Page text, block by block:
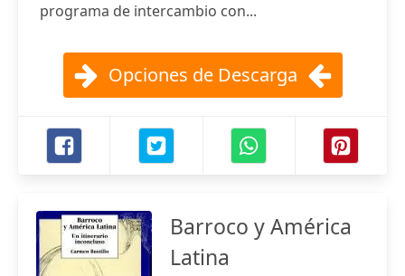
programa de intercambio con...
Opciones de Descarga
Barroco y América
Latina